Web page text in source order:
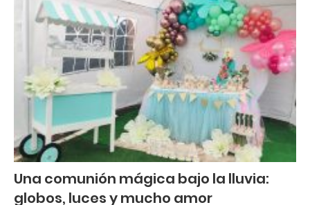
Una comunión mágica bajo la lluvia:
globos, luces y mucho amor